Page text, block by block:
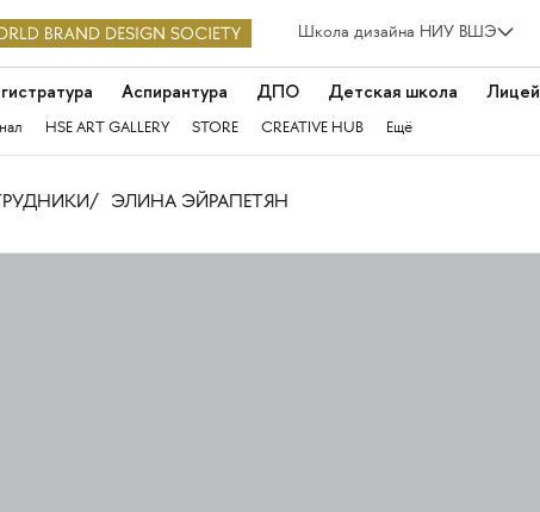
Школа дизайна НИУ ВШЭ
Аспирантура ДПО Детская школа Лицей
HSE ART GALLERY STORE CREATIVE HUB Ещё
ЭЛИНА ЭЙРАПЕТЯН